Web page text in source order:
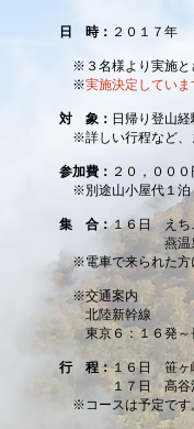
日 時： ２０１７年
※３名様より実施と
※実施決定してい
対 象： 日帰り登山
※詳しい行程など、
参加費： ２０，００
※別途山小屋代１泊
集 合：１６日 え
燕温泉 駐車
※電車で来られた方に
※交通案内
北陸新幹
東京６：１６発～
行 程：１６日 笹ヶ
１７日 高谷池ヒュ
※コースは予定です